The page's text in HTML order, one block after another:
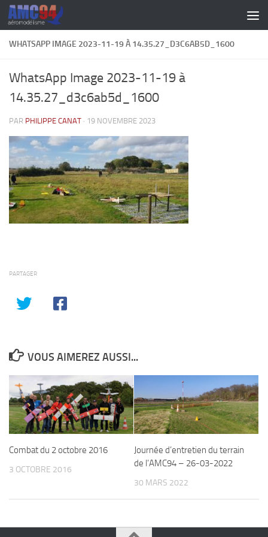
Skip to content
WHATSAPP IMAGE 2023-11-19 À 14.35.27_D3C6AB5D_1600
WhatsApp Image 2023-11-19 à
14.35.27_d3c6ab5d_1600
PAR PHILIPPE CANAT · 19 NOVEMBRE 2023
PARTAGER
VOUS AIMEREZ AUSSI...
Combat du 2 octobre 2016
3 OCTOBRE 2016
Journée d’entretien du terrain
de l’AMC94 – 26-03-2022
30 MARS 2022